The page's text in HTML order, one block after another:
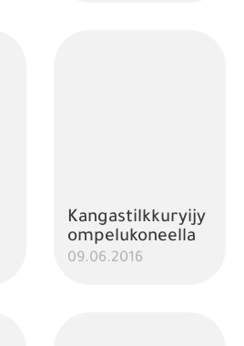
Kangastilkkuryijy
ompelukoneella
09.06.2016